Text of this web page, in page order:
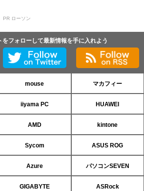
PR ローソン
をフォローして最新情報を手に入れよう
mouse マカフィー
iiyama PC HUAWEI
AMD kintone
Sycom ASUS ROG
Azure パソコンSEVEN
GIGABYTE ASRock